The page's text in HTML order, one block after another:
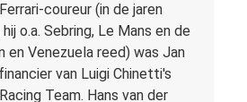
coureur (in de jaren
o.a. Sebring, Le Mans en de
en Venezuela reed) was Jan
van Luigi Chinetti's
Team. Hans van der